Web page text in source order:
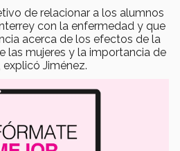
de relacionar a los alumnos
con la enfermedad y que
acerca de los efectos de la
las mujeres y la importancia de
Jiménez.